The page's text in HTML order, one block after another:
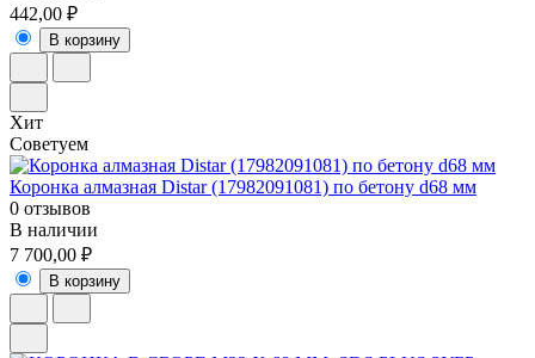
442,00 ₽
В корзину
Хит
Советуем
Коронка алмазная Distar (17982091081) по бетону d68 мм
0 отзывов
В наличии
7 700,00 ₽
В корзину